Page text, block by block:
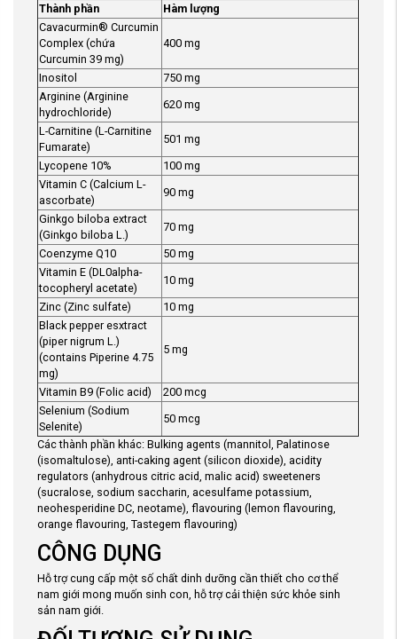
Thành phần
Hàm lượng
Cavacurmin® Curcumin
Complex (chứa
Curcumin 39 mg)
400 mg
Inositol
750 mg
Arginine (Arginine
hydrochloride)
620 mg
L-Carnitine (L-Carnitine
Fumarate)
501 mg
Lycopene 10%
100 mg
Vitamin C (Calcium L-
ascorbate)
90 mg
Ginkgo biloba extract
(Ginkgo biloba L.)
70 mg
Coenzyme Q10
50 mg
Vitamin E (DL0alpha-
tocopheryl acetate)
10 mg
Zinc (Zinc sulfate)
10 mg
Black pepper esxtract
(piper nigrum L.)
(contains Piperine 4.75
mg)
5 mg
Vitamin B9 (Folic acid)
200 mcg
Selenium (Sodium
Selenite)
50 mcg
Các thành phần khác: Bulking agents (mannitol, Palatinose
(isomaltulose), anti-caking agent (silicon dioxide), acidity
regulators (anhydrous citric acid, malic acid) sweeteners
(sucralose, sodium saccharin, acesulfame potassium,
neohesperidine DC, neotame), flavouring (lemon flavouring,
orange flavouring, Tastegem flavouring)
CÔNG DỤNG
Hỗ trợ cung cấp một số chất dinh dưỡng cần thiết cho cơ thể
nam giới mong muốn sinh con, hỗ trợ cải thiện sức khỏe sinh
sản nam giới.